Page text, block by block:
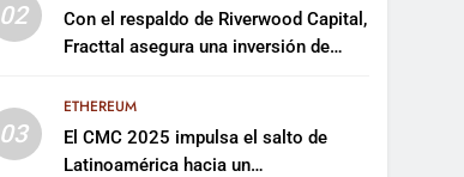
02
Con el respaldo de Riverwood Capital,
Fracttal asegura una inversión de
plataforma
03
ETHEREUM
El CMC 2025 impulsa el salto de
Latinoamérica hacia un